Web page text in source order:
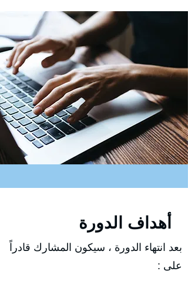
بعد انتهاء الدورة ، سيكون المشارك قادراً
على :